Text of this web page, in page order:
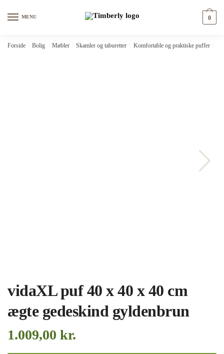
MENU 0
Forside Bolig Møbler Skamler og taburetter Komfortable og praktiske puffer
vidaXL puf 40 x 40 x 40 cm
ægte gedeskind gyldenbrun
1.009,00 kr.